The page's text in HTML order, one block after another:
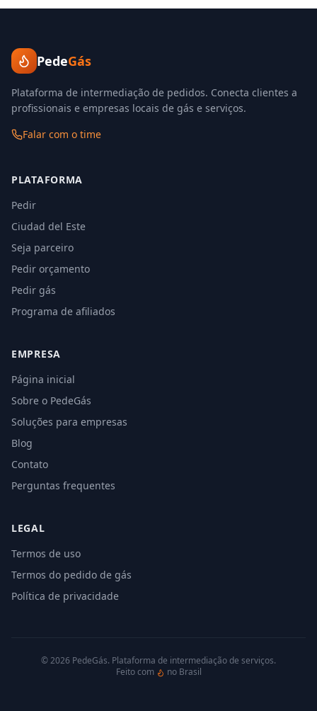
PedeGás
Plataforma de intermediação de pedidos. Conecta clientes a
profissionais e empresas locais de gás e serviços.
Falar com o time
PLATAFORMA
Pedir
Ciudad del Este
Seja parceiro
Pedir orçamento
Pedir gás
Programa de afiliados
EMPRESA
Página inicial
Sobre o PedeGás
Soluções para empresas
Blog
Contato
Perguntas frequentes
LEGAL
Termos de uso
Termos do pedido de gás
Política de privacidade
©2026 PedeGás. Plataforma de intermediação de serviços.
Feito com
no Brasil